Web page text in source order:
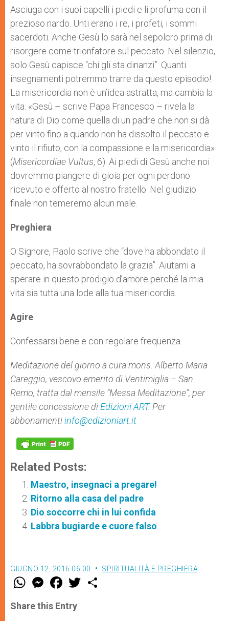
Asciuga con i suoi capelli i piedi e li profuma con il
prezioso nardo. Unti erano i re, i profeti, i sommi
sacerdoti. Anche Gesù lo sarà nel sepolcro prima di
risorgere come trionfatore sul peccato. Nel silenzio,
solo Gesù capisce “chi gli sta dinanzi”. Quanti
insegnamenti potremmo trarre da questo episodio!
La misericordia non è un’idea astratta, ma cambia la
vita. «Gesù – scrive Papa Francesco – rivela la
natura di Dio come quella di un padre che non si dà
per vinto fino a quando non ha dissolto il peccato e
vinto il rifiuto, con la compassione e la misericordia»
(Misericordiae Vultus, 6). Ai piedi di Gesù anche noi
dovremmo piangere di gioia per ogni perdono
ricevuto e offerto al nostro fratello. Nel giudizio
finale non temeremo alcun male.
Preghiera
O Signore, Paolo scrive che “dove ha abbondato il
peccato, ha sovrabbondato la grazia”. Aiutami a
sperare in questo prodigio d’amore perché la mia
vita sia tutta una lode alla tua misericordia.
Agire
Confessarsi bene e con regolare frequenza.
Meditazione del giorno a cura mons. Alberto Maria
Careggio, vescovo emerito di Ventimiglia – San
Remo, tratta dal mensile “Messa Meditazione”, per
gentile concessione di Edizioni ART. Per
abbonamentiinfo@edizioniart.it
Related Posts:
Maestro, insegnaci a pregare!
Ritorno alla casa del padre
Dio soccorre chi in lui confida
Labbra bugiarde e cuore falso
GIUGNO 12, 2016 06:00 SPIRITUALITÀ E PREGHIERA
W
t
s
M
e
s
e
F
a
e
b
w
Share this Entry